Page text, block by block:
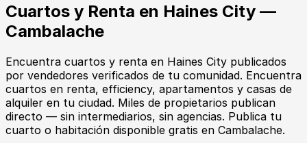
Cuartos y Renta en Haines City —
Cambalache
Encuentra cuartos y renta en Haines City publicados
por vendedores verificados de tu comunidad. Encuentra
cuartos en renta, efficiency, apartamentos y casas de
alquiler en tu ciudad. Miles de propietarios publican
directo — sin intermediarios, sin agencias. Publica tu
cuarto o habitación disponible gratis en Cambalache.